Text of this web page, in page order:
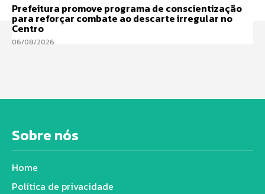
Prefeitura promove programa de conscientização
para reforçar combate ao descarte irregular no
Centro
06/08/2026
Sobre nós
Home
Política de privacidade